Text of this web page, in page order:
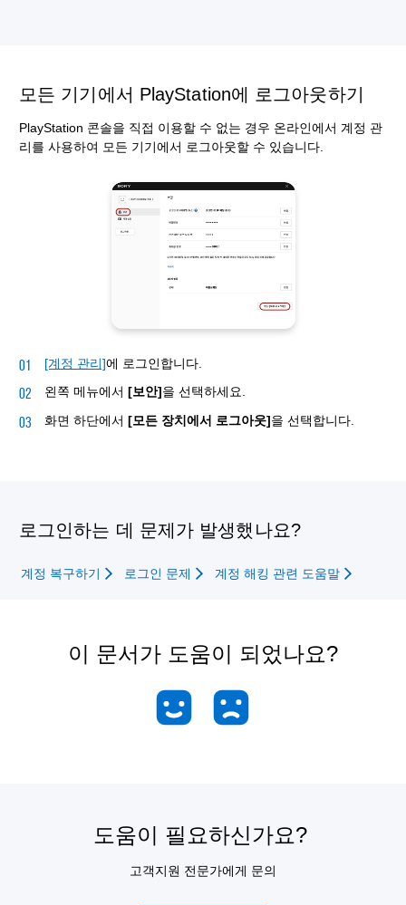
모든 기기에서 PlayStation에 로그아웃하기
PlayStation 콘솔을 직접 이용할 수 없는 경우 온라인에서 계정 관
리를 사용하여 모든 기기에서 로그아웃할 수 있습니다.
[계정 관리]에 로그인합니다.
왼쪽 메뉴에서 [보안]을 선택하세요.
화면 하단에서 [모든 장치에서 로그아웃]을 선택합니다.
로그인하는 데 문제가 발생했나요?
계정 복구하기 로그인 문제 계정 해킹 관련 도움말
이 문서가 도움이 되었나요?
도움이 필요하신가요?
고객지원 전문가에게 문의